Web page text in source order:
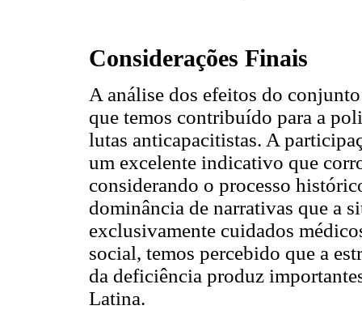
Considerações Finais
A análise dos efeitos do
que temos contribuído para a
lutas anticapacitistas. A
um excelente indicativo que
considerando o processo
dominância de narrativas que a
exclusivamente cuidados
social, temos percebido que a
da deficiência produz
Latina.